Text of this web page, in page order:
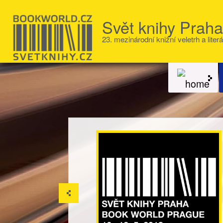
Svět knihy
23. mezinárodní knižní veletrh a